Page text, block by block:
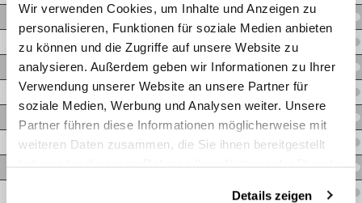
Wir verwenden Cookies, um Inhalte und Anzeigen zu
personalisieren, Funktionen für soziale Medien anbieten
zu können und die Zugriffe auf unsere Website zu
analysieren. Außerdem geben wir Informationen zu Ihrer
Verwendung unserer Website an unsere Partner für
soziale Medien, Werbung und Analysen weiter. Unsere
Partner führen diese Informationen möglicherweise mit
weiteren Daten zusammen, die Sie ihnen bereitgestellt
haben oder die sie im Rahmen Ihrer Nutzung der Dienste
Details zeigen
V.LEDS12R3/8WDVA
V.LEDS14R1/2WDVA
V.LEDS16R1/2WDVA
V.LEDS25R1WDVA
V.LEDS30R11/4WDVA